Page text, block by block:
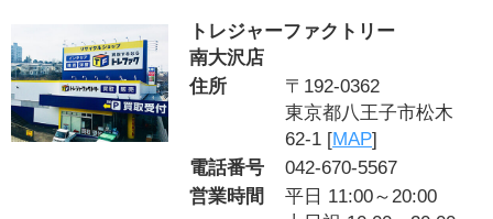
トレジャーファクトリー
南大沢店
住所
〒192-0362
東京都八王子市松木
62-1 [MAP]
電話番号
042-670-5567
営業時間
平日 11:00～20:00